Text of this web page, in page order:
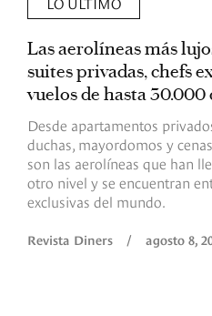
Las aerolíneas más
suites privadas, chefs
vuelos de hasta 30.000
Desde apartamentos
duchas, mayordomos y
son las aerolíneas que han
otro nivel y se encuentran
exclusivas del mundo.
Revista Diners / agosto 8,